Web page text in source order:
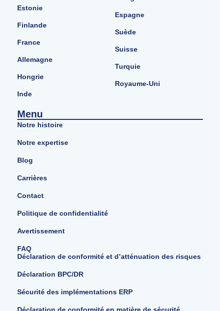
Estonie
Finlande
France
Allemagne
Hongrie
Inde
Espagne
Suède
Suisse
Turquie
Royaume-Uni
Menu
Notre histoire
Notre expertise
Blog
Carrières
Contact
Politique de confidentialité
Avertissement
FAQ
Déclaration de conformité et d’atténuation des risques
Déclaration BPC/DR
Sécurité des implémentations ERP
Déclaration de conformité en matière de sécurité